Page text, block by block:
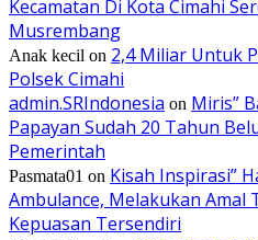
Kecamatan Di Kota Cimahi
Musrembang
Anak kecil on 2,4 Miliar Untuk
Polsek Cimahi
admin.SRIndonesia on Miris”
Papayan Sudah 20 Tahun
Pemerintah
Pasmata01 on Kisah Inspirasi”
Ambulance, Melakukan Amal
Kepuasan Tersendiri